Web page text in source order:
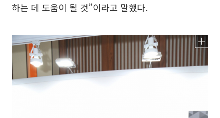
하는 데 도움이 될 것”이라고 말했다.